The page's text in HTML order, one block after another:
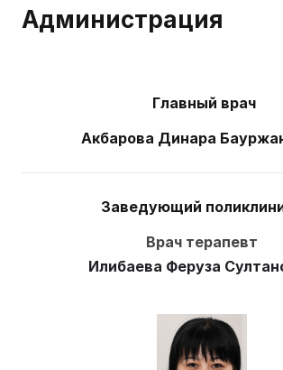
Администрация
Главный врач
Акбарова Динара
Заведующий
Врач терапевт
Илибаева Феруза